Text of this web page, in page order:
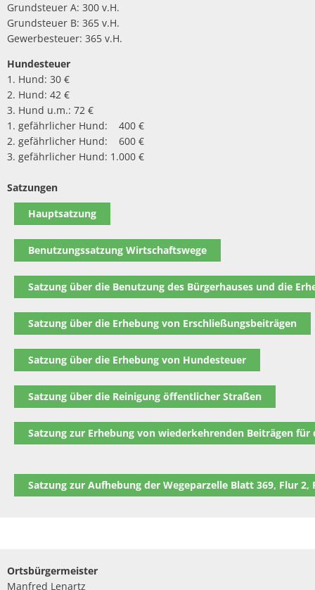
Grundsteuer A: 300 v.H.
Grundsteuer B: 365 v.H.
Gewerbesteuer: 365 v.H.
Hundesteuer
1. Hund: 30 €
2. Hund: 42 €
3. Hund u.m.: 72 €
1. gefährlicher Hund: 400 €
2. gefährlicher Hund: 600 €
3. gefährlicher Hund: 1.000 €
Satzungen
Hauptsatzung
Benutzungssatzung Wirtschaftswege
Satzung über die Benutzung des Bürgerhauses und die
Satzung über die Erhebung von Erschließungsbeiträgen
Satzung über die Erhebung von Hundesteuer
Satzung über die Reinigung öffentlicher Straßen
Satzung zur Erhebung von wiederkehrenden Beiträgen für
Satzung zur Aufhebung der Wegeparzelle Blatt 369, Flur
Ortsbürgermeister
Manfred Lenartz